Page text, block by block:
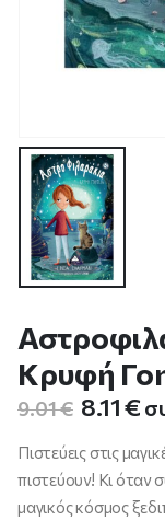
Κρυφή
9.01€
was:
9.01 €.
8.11€Η
Πιστεύεις στις
πιστεύουν! Κι όταν
μαγικός κόσμος